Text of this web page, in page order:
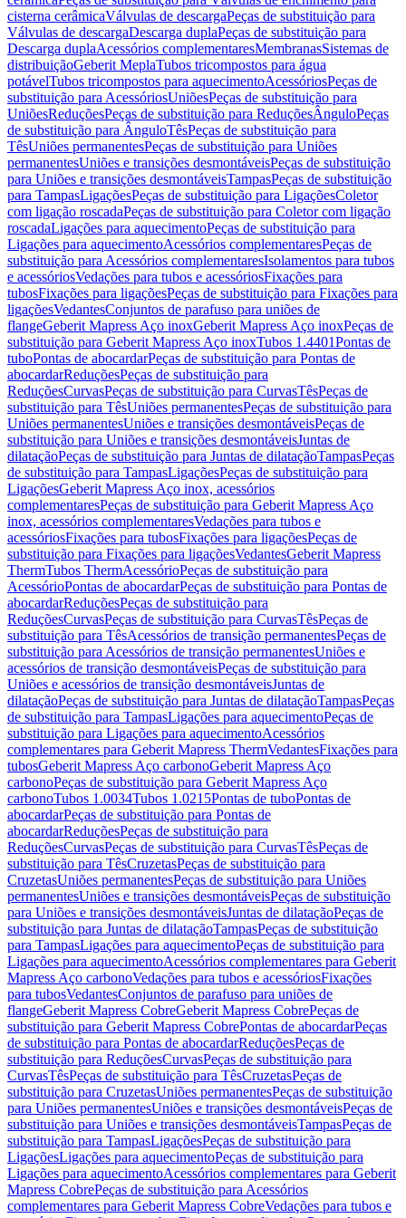
cisterna cerâmicaVálvulas de descargaPeças de substituição para
Válvulas de descargaDescarga duplaPeças de substituição para
Descarga duplaAcessórios complementaresMembranasSistemas de
distribuiçãoGeberit MeplaTubos tricompostos para água
potávelTubos tricompostos para aquecimentoAcessóriosPeças de
substituição para AcessóriosUniõesPeças de substituição para
UniõesReduçõesPeças de substituição para ReduçõesÂnguloPeças
de substituição para ÂnguloTêsPeças de substituição para
TêsUniões permanentesPeças de substituição para Uniões
permanentesUniões e transições desmontáveisPeças de substituição
para Uniões e transições desmontáveisTampasPeças de substituição
para TampasLigaçõesPeças de substituição para LigaçõesColetor
com ligação roscadaPeças de substituição para Coletor com ligação
roscadaLigações para aquecimentoPeças de substituição para
Ligações para aquecimentoAcessórios complementaresPeças de
substituição para Acessórios complementaresIsolamentos para tubos
e acessóriosVedações para tubos e acessóriosFixações para
tubosFixações para ligaçõesPeças de substituição para Fixações para
ligaçõesVedantesConjuntos de parafuso para uniões de
flangeGeberit Mapress Aço inoxGeberit Mapress Aço inoxPeças de
substituição para Geberit Mapress Aço inoxTubos 1.4401Pontas de
tuboPontas de abocardarPeças de substituição para Pontas de
abocardarReduçõesPeças de substituição para
ReduçõesCurvasPeças de substituição para CurvasTêsPeças de
substituição para TêsUniões permanentesPeças de substituição para
Uniões permanentesUniões e transições desmontáveisPeças de
substituição para Uniões e transições desmontáveisJuntas de
dilataçãoPeças de substituição para Juntas de dilataçãoTampasPeças
de substituição para TampasLigaçõesPeças de substituição para
LigaçõesGeberit Mapress Aço inox, acessórios
complementaresPeças de substituição para Geberit Mapress Aço
inox, acessórios complementaresVedações para tubos e
acessóriosFixações para tubosFixações para ligaçõesPeças de
substituição para Fixações para ligaçõesVedantesGeberit Mapress
ThermTubos ThermAcessórioPeças de substituição para
AcessórioPontas de abocardarPeças de substituição para Pontas de
abocardarReduçõesPeças de substituição para
ReduçõesCurvasPeças de substituição para CurvasTêsPeças de
substituição para TêsAcessórios de transição permanentesPeças de
substituição para Acessórios de transição permanentesUniões e
acessórios de transição desmontáveisPeças de substituição para
Uniões e acessórios de transição desmontáveisJuntas de
dilataçãoPeças de substituição para Juntas de dilataçãoTampasPeças
de substituição para TampasLigações para aquecimentoPeças de
substituição para Ligações para aquecimentoAcessórios
complementares para Geberit Mapress ThermVedantesFixações para
tubosGeberit Mapress Aço carbonoGeberit Mapress Aço
carbonoPeças de substituição para Geberit Mapress Aço
carbonoTubos 1.0034Tubos 1.0215Pontas de tuboPontas de
abocardarPeças de substituição para Pontas de
abocardarReduçõesPeças de substituição para
ReduçõesCurvasPeças de substituição para CurvasTêsPeças de
substituição para TêsCruzetasPeças de substituição para
CruzetasUniões permanentesPeças de substituição para Uniões
permanentesUniões e transições desmontáveisPeças de substituição
para Uniões e transições desmontáveisJuntas de dilataçãoPeças de
substituição para Juntas de dilataçãoTampasPeças de substituição
para TampasLigações para aquecimentoPeças de substituição para
Ligações para aquecimentoAcessórios complementares para Geberit
Mapress Aço carbonoVedações para tubos e acessóriosFixações
para tubosVedantesConjuntos de parafuso para uniões de
flangeGeberit Mapress CobreGeberit Mapress CobrePeças de
substituição para Geberit Mapress CobrePontas de abocardarPeças
de substituição para Pontas de abocardarReduçõesPeças de
substituição para ReduçõesCurvasPeças de substituição para
CurvasTêsPeças de substituição para TêsCruzetasPeças de
substituição para CruzetasUniões permanentesPeças de substituição
para Uniões permanentesUniões e transições desmontáveisPeças de
substituição para Uniões e transições desmontáveisTampasPeças de
substituição para TampasLigaçõesPeças de substituição para
LigaçõesLigações para aquecimentoPeças de substituição para
Ligações para aquecimentoAcessórios complementares para Geberit
Mapress CobrePeças de substituição para Acessórios
complementares para Geberit Mapress CobreVedações para tubos e